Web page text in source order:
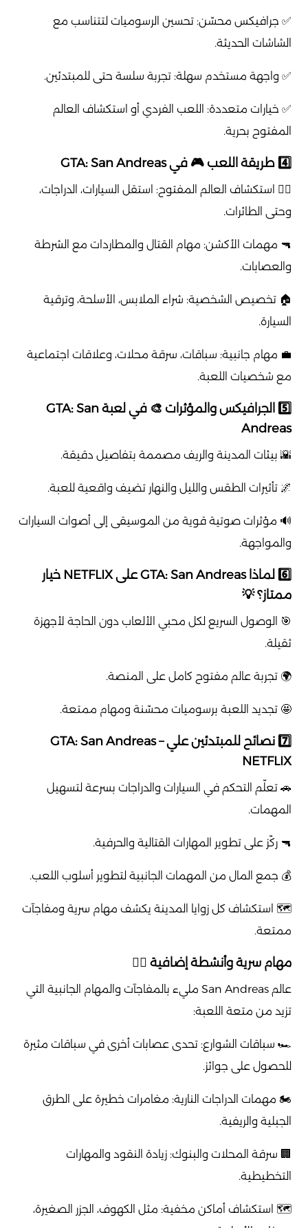
✅ جرافيكس محسّن: تحسين الرسوميات لتتناسب مع
الشاشات الحديثة.
✅ واجهة مستخدم سهلة: تجربة سلسة حتى للمبتدئين.
✅ خيارات متعددة: اللعب الفردي أو استكشاف العالم
المفتوح بحرية.
4️⃣ طريقة اللعب 🎮 في GTA: San Andreas
🚶‍♂️ استكشاف العالم المفتوح: استقل السيارات، الدراجات،
وحتى الطائرات.
🔫 مهمات الأكشن: مهام القتال والمطاردات مع الشرطة
والعصابات.
🏠 تخصيص الشخصية: شراء الملابس، الأسلحة، وترقية
السيارة.
💼 مهام جانبية: سباقات، سرقة محلات، وعلاقات اجتماعية
مع شخصيات اللعبة.
5️⃣ الجرافيكس والمؤثرات 🎨 في لعبة GTA: San
Andreas
🌇 بيئات المدينة والريف مصممة بتفاصيل دقيقة.
🌌 تأثيرات الطقس والليل والنهار تضيف واقعية للعبة.
🔊 مؤثرات صوتية قوية من الموسيقى إلى أصوات السيارات
والمواجهة.
6️⃣ لماذا GTA: San Andreas على NETFLIX خيار
ممتاز؟ 💡
🎯 الوصول السريع لكل محبي الألعاب دون الحاجة لأجهزة
ثقيلة.
🌍 تجربة عالم مفتوح كامل على المنصة.
🤩 تجديد اللعبة برسوميات محسّنة ومهام ممتعة.
7️⃣ نصائح للمبتدئين علي GTA: San Andreas –
NETFLIX
🚗 تعلّم التحكم في السيارات والدراجات بسرعة لتسهيل
المهمات.
🔫 ركّز على تطوير المهارات القتالية والحرفية.
💰 جمع المال من المهمات الجانبية لتطوير أسلوب اللعب.
🗺️ استكشاف كل زوايا المدينة يكشف مهام سرية ومفاجآت
ممتعة.
مهام سرية وأنشطة إضافية 🕵️‍♂️
عالم San Andreas مليء بالمفاجآت والمهام الجانبية التي
تزيد من متعة اللعبة:
🏎️ سباقات الشوارع: تحدى عصابات أخرى في سباقات مثيرة
للحصول على جوائز.
🏍️ مهمات الدراجات النارية: مغامرات خطيرة على الطرق
الجبلية والريفية.
🏢 سرقة المحلات والبنوك: زيادة النقود والمهارات
التخطيطية.
🗺️ استكشاف أماكن مخفية: مثل الكهوف، الجزر الصغيرة،